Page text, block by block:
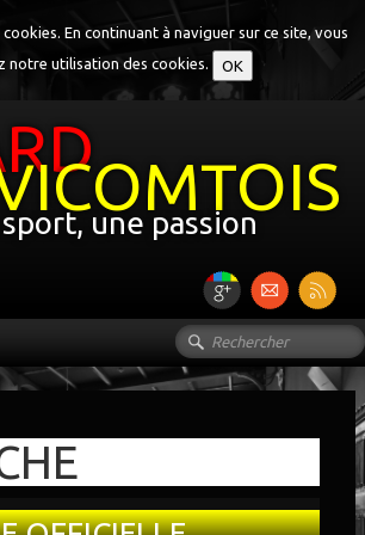
En continuant à naviguer sur ce site, vous
notre utilisation des cookies.
OK
une passion